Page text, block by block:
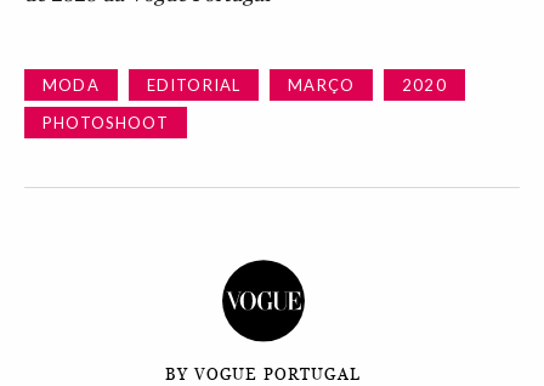
MODA EDITORIAL MARÇO
2020
PHOTOSHOOT
BY VOGUE PORTUGAL